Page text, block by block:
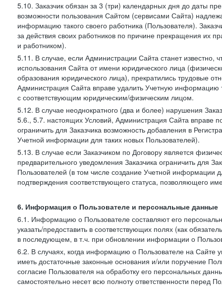
5.10. Заказчик обязан за 3 (три) календарных дня до даты
возможности пользования Сайтом (сервисами Сайта)
информацию такого своего работника (Пользователя).
за действия своих работников по причине прекращения их
и работником).
5.11. В случае, если Администрации Сайта станет
использования Сайта от имени юридического лица
образования юридического лица), прекратились трудовые
Администрация Сайта вправе удалить Учетную информацию
с соответствующим юридическим/физическим лицом.
5.12. В случае неоднократного (два и более) нарушения
5.6., 5.7. настоящих Условий, Администрация Сайта вправе
ограничить для Заказчика возможность добавления в
Учетной информации для таких новых Пользователей).
5.13. В случае если Заказчиком по Договору является
предварительного уведомления Заказчика ограничить для
Пользователей (в том числе создание Учетной информации
подтверждения соответствующего статуса, позволяющего
6. Информация о Пользователе и персональные данные
6.1. Информацию о Пользователе составляют его
указать/предоставить в соответствующих полях (как
в последующем, в т.ч. при обновлении информации о
6.2. В случаях, когда информацию о Пользователе на Сайте
иметь достаточные законные основания и/или поручение
согласие Пользователя на обработку его персональных
самостоятельно несет всю полноту ответственности перед